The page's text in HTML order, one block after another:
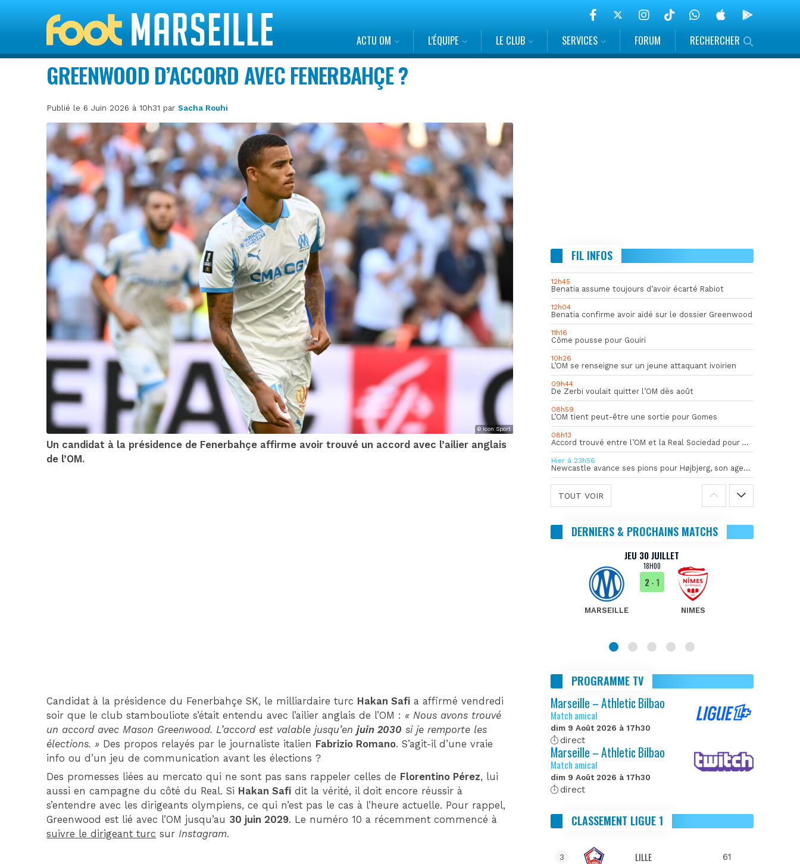
ACTU OM L’ÉQUIPE LE CLUB SERVICES FORUM RECHERCHER
GREENWOOD D’ACCORD AVEC FENERBAHÇE ?
Publié le 6 Juin 2026 à 10h31 parSacha Rouhi
© Icon Sport
Un candidat à la présidence de Fenerbahçe affirme avoir trouvé un accord avec l’ailier anglais
de l’OM.
Candidat à la présidence du Fenerbahçe SK, le milliardaire turc Hakan Safi a affirmé vendredi
soir que le club stambouliote s’était entendu avec l’ailier anglais de l’OM : « Nous avons trouvé
un accord avec Mason Greenwood. L’accord est valable jusqu’enjuin 2030 si je remporte les
élections. » Des propos relayés par le journaliste italien Fabrizio Romano. S’agit-il d’une vraie
info ou d’un jeu de communication avant les élections ?
Des promesses liées au mercato qui ne sont pas sans rappeler celles de Florentino Pérez, lui
aussi en campagne du côté du Real. Si Hakan Safi dit la vérité, il doit encore réussir à
s’entendre avec les dirigeants olympiens, ce qui n’est pas le cas à l’heure actuelle. Pour rappel,
Greenwood est lié avec l’OM jusqu’au 30 juin 2029. Le numéro 10 a récemment commencé à
suivre le dirigeant turc sur Instagram.
FIL INFOS
12h45
Benatia assume toujours d’avoir écarté Rabiot
12h04
Benatia confirme avoir aidé sur le dossier Greenwood
11h16
Côme pousse pour Gouiri
10h26
L’OM se renseigne sur un jeune attaquant ivoirien
09h44
De Zerbi voulait quitter l’OM dès août
08h59
L’OM tient peut-être une sortie pour Gomes
08h13
Accord trouvé entre l’OM et la Real Sociedad pour Aguerd
Hier à 23h56
Newcastle avance ses pions pour Højbjerg, son agent sort du silence
TOUT VOIR
DERNIERS & PROCHAINS MATCHS
JEU 30 JUILLET
18H00
MARSEILLE
2- 1
NIMES
PROGRAMME TV
Marseille – Athletic Bilbao
Match amical
dim 9 Août 2026 à 17h30
direct
Marseille – Athletic Bilbao
Match amical
dim 9 Août 2026 à 17h30
direct
CLASSEMENT LIGUE 1
3 LILLE 61